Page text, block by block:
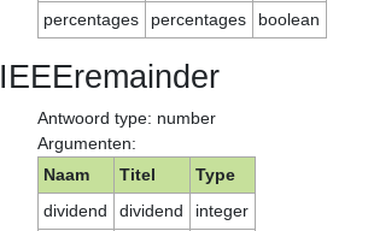
percentages
percentages boolean
IEEEremainder
Antwoord type: number
Argumenten:
Naam
Titel
Type
dividend
dividend
integer